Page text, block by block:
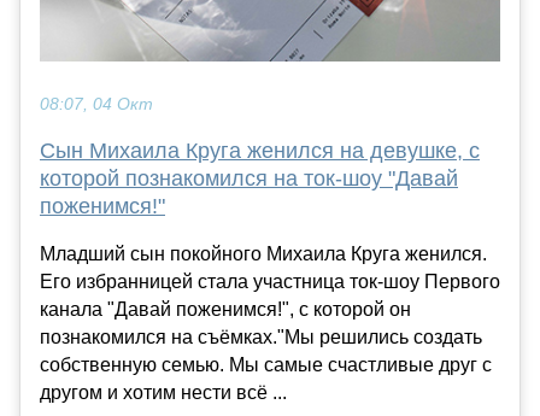
08:07, 04 Окт
Сын Михаила Круга женился на девушке, с
которой познакомился на ток-шоу "Давай
поженимся!"
Младший сын покойного Михаила Круга женился.
Его избранницей стала участница ток-шоу Первого
канала "Давай поженимся!", с которой он
познакомился на съёмках."Мы решились создать
собственную семью. Мы самые счастливые друг с
другом и хотим нести всё ...